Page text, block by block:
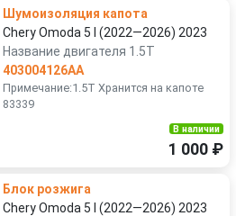
Шумоизоляция капота
Chery Omoda 5 I (2022—2026) 2023
Название двигателя 1.5T
403004126AA
Примечание:1.5T Хранится на капоте
83339
В наличии
1 000 ₽
Блок розжига
Chery Omoda 5 I (2022—2026) 2023